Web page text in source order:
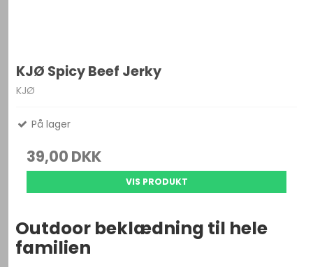
KJØ Spicy Beef Jerky
KJØ
På lager
39,00 DKK
VIS PRODUKT
Outdoor beklædning til hele
familien